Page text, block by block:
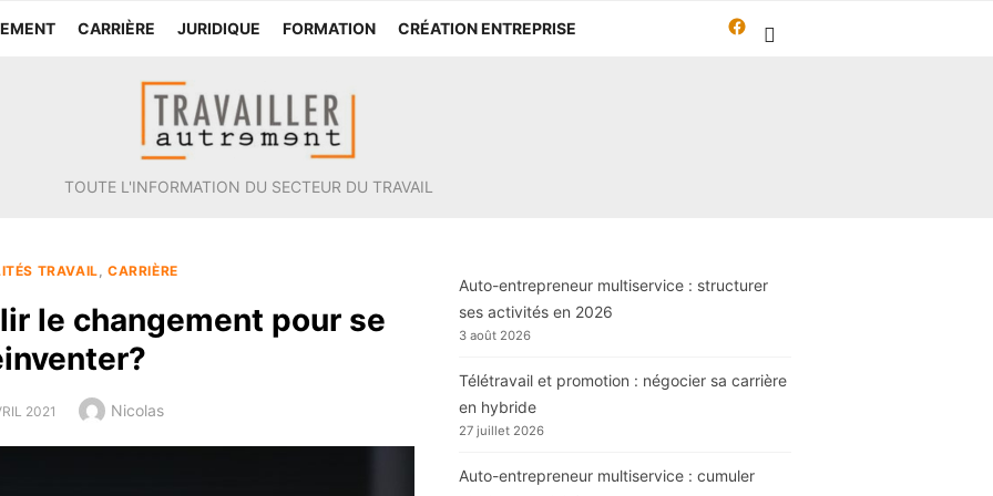
CARRIÈRE JURIDIQUE FORMATION CRÉATION ENTREPRISE
Travailleur-
TOUTE L'INFORMATION DU SECTEUR DU TRAVAIL
TRAVAIL,CARRIÈRE
le changement pour se
2021 Author
Nicolas
Auto-entrepreneur multiservice : structurer
ses activités en 2026
3 août 2026
Télétravail et promotion : négocier sa carrière
en hybride
27 juillet 2026
Auto-entrepreneur multiservice : cumuler